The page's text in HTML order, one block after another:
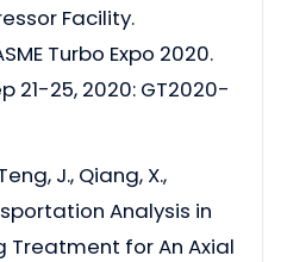
Facility.
Turbo Expo 2020.
21-25, 2020: GT2020-
J., Qiang, X.,
Analysis in
Treatment for An Axial